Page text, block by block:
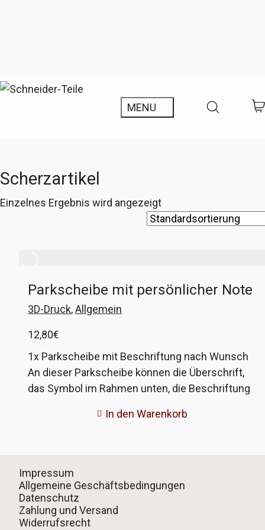
Scherzartikel
Einzelnes Ergebnis wird angezeigt
Parkscheibe mit persönlicher Note
3D-Druck,Allgemein
12,80€
1x Parkscheibe mit Beschriftung nach Wunsch
An dieser Parkscheibe können die Überschrift,
das Symbol im Rahmen unten, die Beschriftung
Rückseite nach euren Wünschen angepasst
sind 'Scherzartikel' und nicht als echte
Parkscheibe zugelassen. Der Kunststoff würde
sich auch im Sommer verziehen.
In den Warenkorb
Impressum
Allgemeine Geschäftsbedingungen
Datenschutz
Zahlung und Versand
Widerrufsrecht